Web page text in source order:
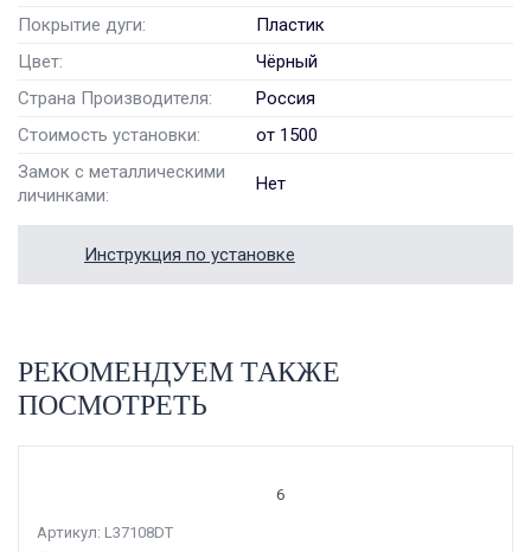
Покрытие дуги:
Пластик
Цвет:
Чёрный
Страна Производителя:
Россия
Стоимость установки:
от 1500
Замок с металлическими
личинками:
Нет
Инструкция по установке
РЕКОМЕНДУЕМ ТАКЖЕ
ПОСМОТРЕТЬ
6
Артикул: L37108DT